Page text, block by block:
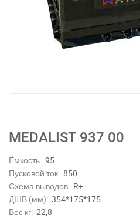
MEDALIST 937 00
Ёмкость: 95
Пусковой ток: 850
Схема выводов: R+
ДШВ (мм): 354*175*175
Вес кг: 22,8